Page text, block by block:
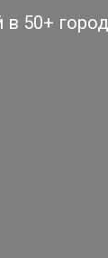
50+